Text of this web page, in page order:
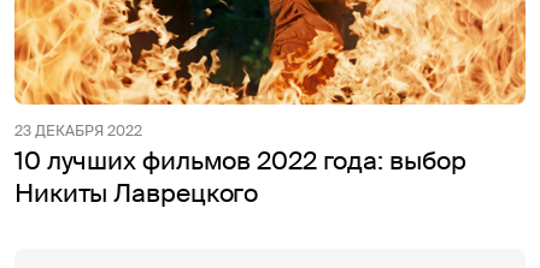
23 ДЕКАБРЯ 2022
10 лучших фильмов 2022 года: выбор
Никиты Лаврецкого